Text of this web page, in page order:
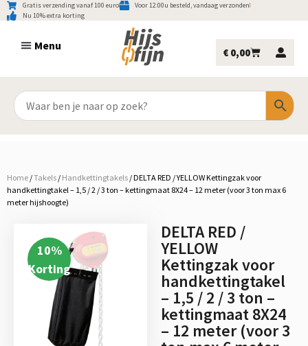
Gratis verzending vanaf 100 euro
Voor 12:00u besteld, vandaag verzonden
Nu 10% extra korting
€ 0,00
Home /Takels / Handkettingtakels /DELTA RED / YELLOW Kettingzak voor
handkettingtakel – 1,5 / 2 / 3 ton – kettingmaat 8X24 – 12 meter (voor 3 ton max 6
meter hijshoogte)
10%
Korting
DELTA RED /
YELLOW
Kettingzak voor
handkettingtakel
– 1,5 / 2 / 3 ton –
kettingmaat 8X24
– 12 meter (voor 3